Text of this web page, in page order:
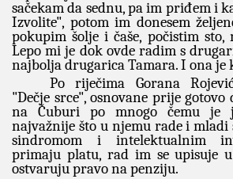
sačekam da sednu, pa im priđem i
Izvolite", potom im donesem
pokupim šolje i čaše, počistim sto,
Lepo mi je dok ovde radim s
najbolja drugarica Tamara. I ona je
Po riječima Gorana
"Dečje srce", osnovane prije gotovo
na Čuburi po mnogo čemu je
najvažnije što u njemu rade i mladi
sindromom i intelektualnim
primaju platu, rad im se upisuje
ostvaruju pravo na penziju.